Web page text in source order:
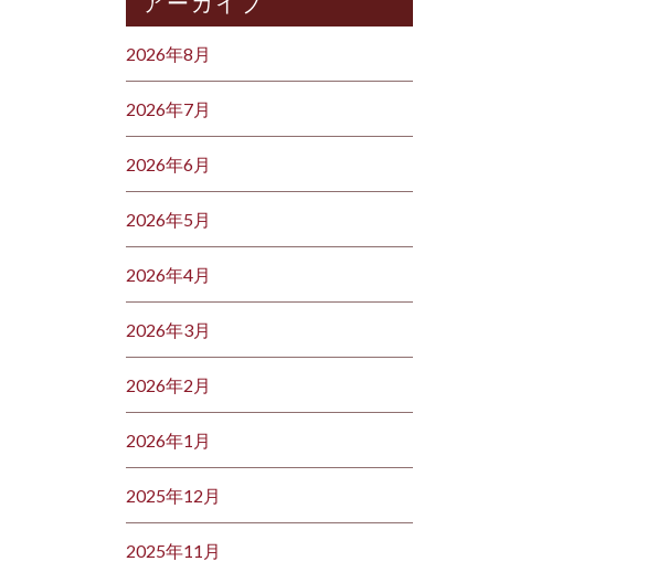
2026年8月
2026年7月
2026年6月
2026年5月
2026年4月
2026年3月
2026年2月
2026年1月
2025年12月
2025年11月